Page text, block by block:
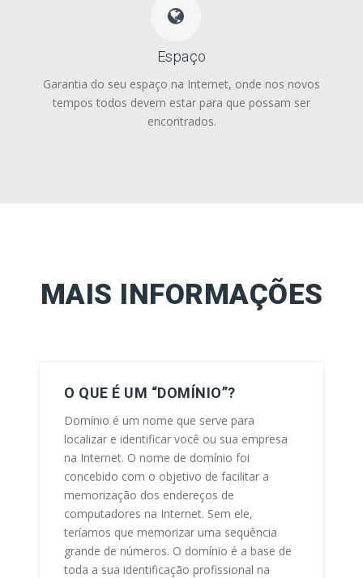
Espaço
Garantia do seu espaço na Internet, onde nos novos
tempos todos devem estar para que possam ser
encontrados.
MAIS INFORMAÇÕES
O QUE É UM “DOMÍNIO”?
Domínio é um nome que serve para
localizar e identificar você ou sua empresa
na Internet. O nome de domínio foi
concebido com o objetivo de facilitar a
memorização dos endereços de
computadores na Internet. Sem ele,
teríamos que memorizar uma sequência
grande de números. O domínio é a base de
toda a sua identificação profissional na